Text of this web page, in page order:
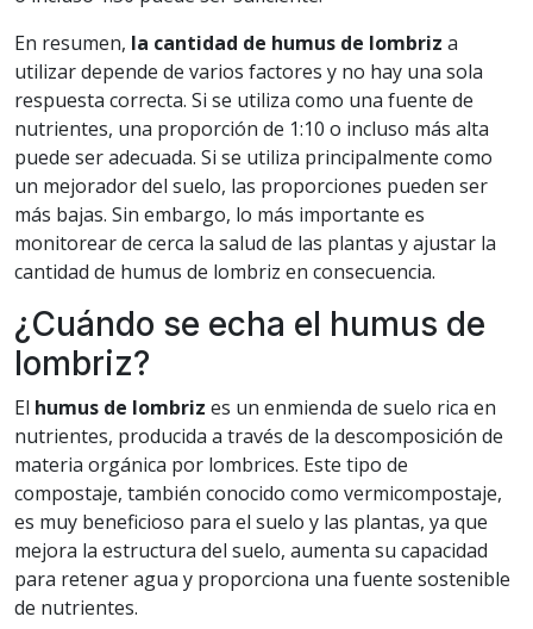
En resumen, la cantidad de humus de lombriz a
utilizar depende de varios factores y no hay una sola
respuesta correcta. Si se utiliza como una fuente de
nutrientes, una proporción de 1:10 o incluso más alta
puede ser adecuada. Si se utiliza principalmente como
un mejorador del suelo, las proporciones pueden ser
más bajas. Sin embargo, lo más importante es
monitorear de cerca la salud de las plantas y ajustar la
cantidad de humus de lombriz en consecuencia.
¿Cuándo se echa el humus de
lombriz?
El humus de lombriz es un enmienda de suelo rica en
nutrientes, producida a través de la descomposición de
materia orgánica por lombrices. Este tipo de
compostaje, también conocido como vermicompostaje,
es muy beneficioso para el suelo y las plantas, ya que
mejora la estructura del suelo, aumenta su capacidad
para retener agua y proporciona una fuente sostenible
de nutrientes.